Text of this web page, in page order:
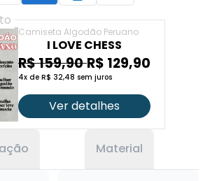
Camiseta Algodão Peruano
I LOVE CHESS
R$ 159,90 R$ 129,90
4x de R$ 32,48 sem juros
Ver detalhes
Material